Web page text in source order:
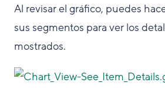
Al revisarel gráfico, puedes
sus segmentos para ver los
mostrados.